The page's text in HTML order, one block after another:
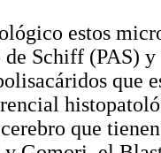
estos
Schiff (PAS)
que
que